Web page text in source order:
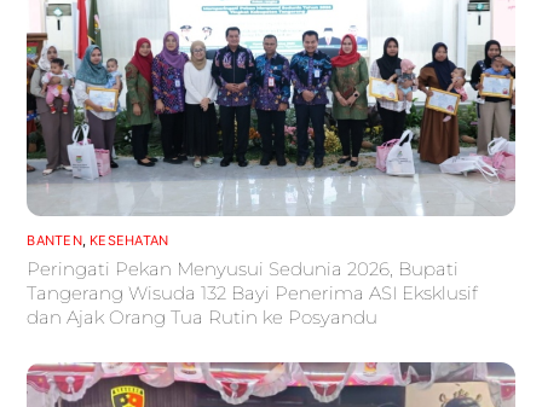
BANTEN, KESEHATAN
Peringati Pekan Menyusui Sedunia 2026, Bupati
Tangerang Wisuda 132 Bayi Penerima ASI Eksklusif
dan Ajak Orang Tua Rutin ke Posyandu